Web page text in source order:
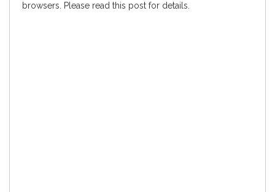
browsers. Please read this post for details.